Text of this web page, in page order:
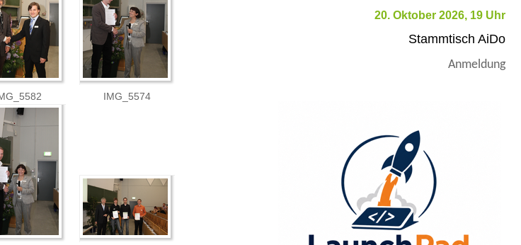
IMG_5574
20. Oktober 2026, 19 Uhr
Stammtisch AiDo
Anmeldung